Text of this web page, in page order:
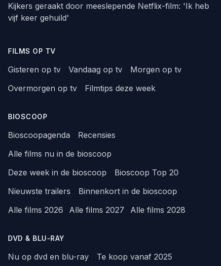
Kijkers geraakt door meeslepende Netflix-film: 'Ik heb
vijf keer gehuild'
FILMS OP TV
Gisteren op tv Vandaag op tv
Morgen op tv
Overmorgen op tv
Filmtips deze week
BIOSCOOP
Bioscoopagenda
Recensies
Alle films nu in de bioscoop
Deze week in de bioscoop
Bioscoop Top 20
Nieuwste trailers
Binnenkort in de bioscoop
Alle films 2026
Alle films 2027 Alle films 2028
DVD & BLU-RAY
Nu op dvd en blu-ray
Te koop vanaf 2025